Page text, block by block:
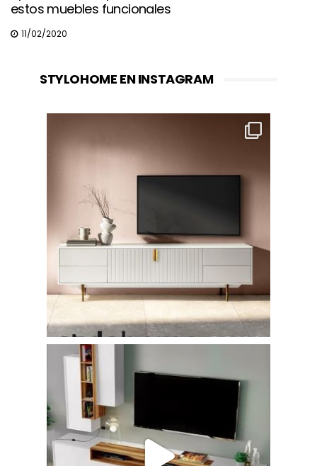
estos muebles funcionales
11/02/2020
STYLOHOME EN INSTAGRAM